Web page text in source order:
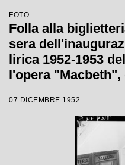
FOTO
Folla alla
sera
lirica 1952-1953
l'opera "Macbeth",
di Carl Ebert
07 DICEMBRE 1952